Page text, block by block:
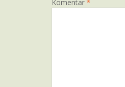
Komentar *